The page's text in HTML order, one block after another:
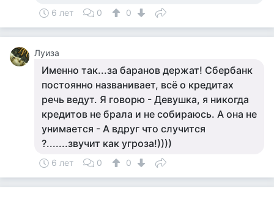
6 лет 0 0
Луиза
Именно так...за баранов держат! Сбербанк
постоянно названивает, всё о кредитах
речь ведут. Я говорю - Девушка, я никогда
кредитов не брала и не собираюсь. А она не
унимается - А вдруг что случится
?.......звучит как угроза!))))
6 лет 0 0